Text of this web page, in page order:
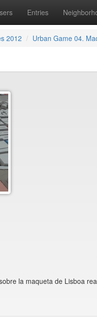
Entries
2012 Urban Game 04.
la maqueta de Lisboa